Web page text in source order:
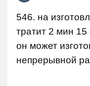
546. на
тратит 2 мин 15
он может
непрерывной